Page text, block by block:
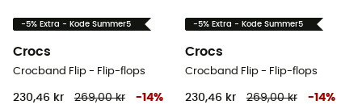
-5% Extra - Kode Summer5
Crocs
Crocband Flip - Flip-flops
230,46 kr 269,00 kr -14%
-5% Extra - Kode Summer5
Crocs
Crocband Flip - Flip-flops
230,46 kr 269,00 kr -14%